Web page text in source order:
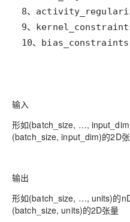
10、bias_constraints
输入
形如(batch_size, …,
(batch_size, input_dim)的2D
输出
形如(batch_size, …, units)的
(batch_size, units)的2D张量